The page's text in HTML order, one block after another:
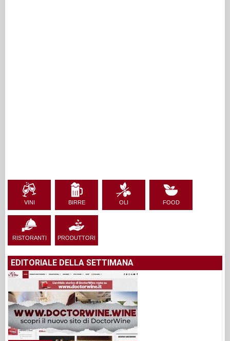
VINI BIRRE OLI FOOD
RISTORANTI PRODUTTORI
EDITORIALE DELLA SETTIMANA